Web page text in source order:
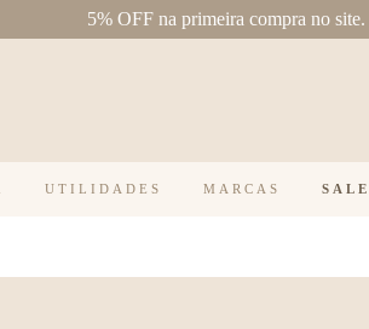
5% OFF na primeira compra no site.
UTILIDADES MARCAS SALE